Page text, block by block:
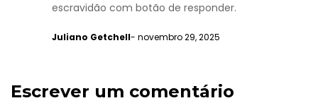
escravidão com botão de responder.
Juliano Getchell- novembro 29, 2025
Escrever um comentário